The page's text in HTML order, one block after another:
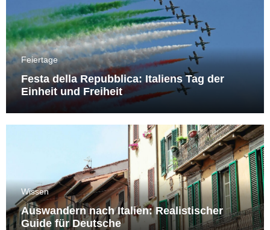
Feiertage
Festa della Repubblica: Italiens Tag der
Einheit und Freiheit
Wissen
Auswandern nach Italien: Realistischer
Guide für Deutsche